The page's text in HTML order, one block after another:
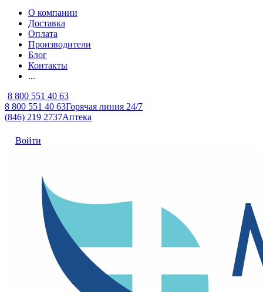
О компании
Доставка
Оплата
Производители
Блог
Контакты
...
8 800 551 40 63
8 800 551 40 63Горячая линия 24/7
(846) 219 2737Аптека
Войти